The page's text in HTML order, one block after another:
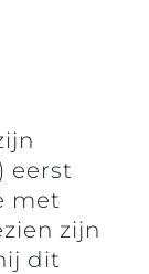
eerst
met
zijn
dit